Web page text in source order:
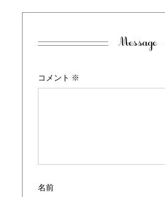
Message
コメント ※
名前